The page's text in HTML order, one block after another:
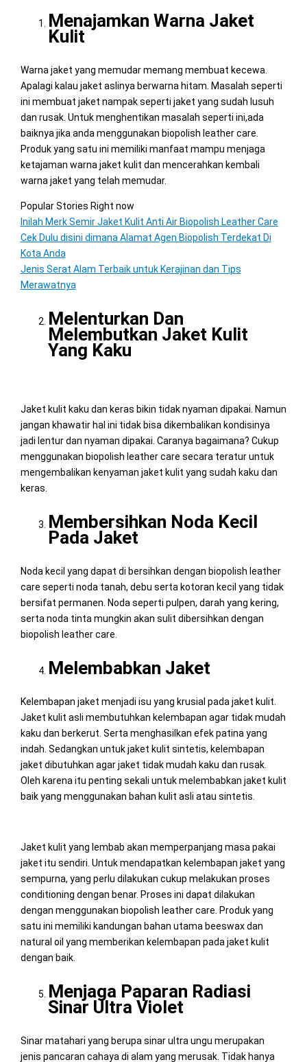
Menajamkan Warna Jaket
Kulit
Warna jaket yang memudar memang membuat kecewa.
Apalagi kalau jaket aslinya berwarna hitam. Masalah seperti
ini membuat jaket nampak seperti jaket yang sudah lusuh
dan rusak. Untuk menghentikan masalah seperti ini,ada
baiknya jika anda menggunakan biopolish leather care.
Produk yang satu ini memiliki manfaat mampu menjaga
ketajaman warna jaket kulit dan mencerahkan kembali
warna jaket yang telah memudar.
Popular Stories Right now
Inilah Merk Semir Jaket Kulit Anti Air Biopolish Leather Care
Cek Dulu disini dimana Alamat Agen Biopolish Terdekat Di
Kota Anda
Jenis Serat Alam Terbaik untuk Kerajinan dan Tips
Merawatnya
Melenturkan Dan
Melembutkan Jaket Kulit
Yang Kaku
Jaket kulit kaku dan keras bikin tidak nyaman dipakai. Namun
jangan khawatir hal ini tidak bisa dikembalikan kondisinya
jadi lentur dan nyaman dipakai. Caranya bagaimana? Cukup
menggunakan biopolish leather care secara teratur untuk
mengembalikan kenyaman jaket kulit yang sudah kaku dan
keras.
Membersihkan Noda Kecil
Pada Jaket
Noda kecil yang dapat di bersihkan dengan biopolish leather
care seperti noda tanah, debu serta kotoran kecil yang tidak
bersifat permanen. Noda seperti pulpen, darah yang kering,
serta noda tinta mungkin akan sulit dibersihkan dengan
biopolish leather care.
Melembabkan Jaket
Kelembapan jaket menjadi isu yang krusial pada jaket kulit.
Jaket kulit asli membutuhkan kelembapan agar tidak mudah
kaku dan berkerut. Serta menghasilkan efek patina yang
indah. Sedangkan untuk jaket kulit sintetis, kelembapan
jaket dibutuhkan agar jaket tidak mudah kaku dan rusak.
Oleh karena itu penting sekali untuk melembabkan jaket kulit
baik yang menggunakan bahan kulit asli atau sintetis.
Jaket kulit yang lembab akan memperpanjang masa pakai
jaket itu sendiri. Untuk mendapatkan kelembapan jaket yang
sempurna, yang perlu dilakukan cukup melakukan proses
conditioning dengan benar. Proses ini dapat dilakukan
dengan menggunakan biopolish leather care. Produk yang
satu ini memiliki kandungan bahan utama beeswax dan
natural oil yang memberikan kelembapan pada jaket kulit
dengan baik.
Menjaga Paparan Radiasi
Sinar Ultra Violet
Sinar matahari yang berupa sinar ultra ungu merupakan
jenis pancaran cahaya di alam yang merusak. Tidak hanya